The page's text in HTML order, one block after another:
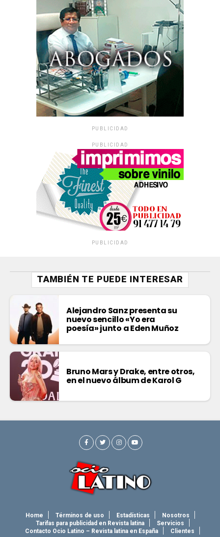
PUBLICIDAD
PUBLICIDAD
PUBLICIDAD
TAMBIÉN TE PUEDE INTERESAR
Alejandro Sanz presenta su
nuevo sencillo «Yo era
poesía» junto a Eden Muñoz
Bruno Mars y Drake, entre otros,
en el nuevo álbum de Karol G
Home Términos de uso Estadísticas
Nosotros
Tarifas para publicidad en Revista latina
Servicios
Contacto Ocio Latino – Revista latina en España
Clientes